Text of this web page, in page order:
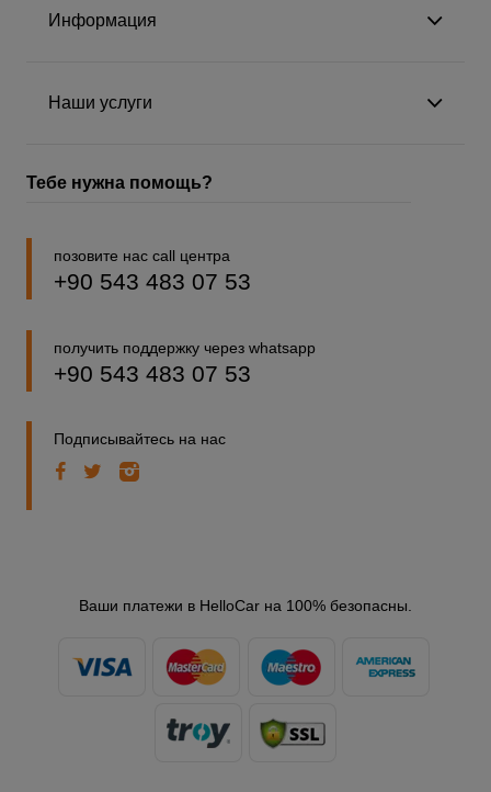
Информация
Наши услуги
Тебе нужна помощь?
позовите нас call центра
+90 543 483 07 53
получить поддержку через whatsapp
+90 543 483 07 53
Подписывайтесь на нас
Ваши платежи в HelloCar на 100% безопасны.